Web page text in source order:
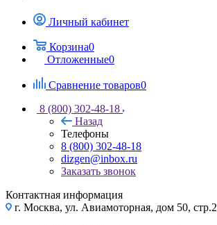
Личный кабинет
Корзина0
Отложенные0
Сравнение товаров0
8 (800) 302-48-18
Назад
Телефоны
8 (800) 302-48-18
dizgen@inbox.ru
Заказать звонок
Контактная информация
г. Москва, ул. Авиамоторная, дом 50, стр.2